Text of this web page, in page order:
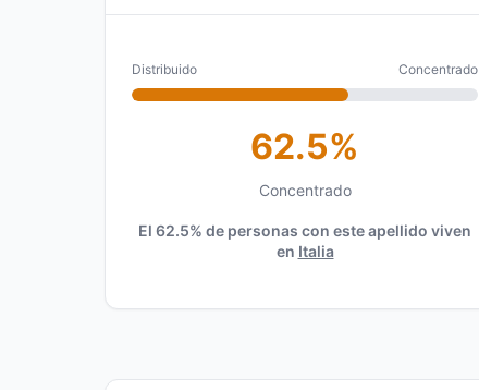
Distribuido Concentrado
62.5%
Concentrado
El 62.5% de personas con este apellido viven
en Italia